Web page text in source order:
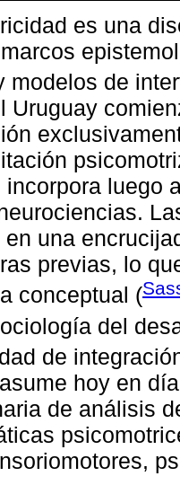
es una
modelos de
Uruguay
incorpora luego
una
previas, lo
conceptual (
del
de
hoy en
de análisis